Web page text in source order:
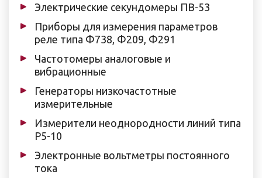
Электрические секундомеры ПВ-53
Приборы для измерения параметров
реле типа Ф738, Ф209, Ф291
Частотомеры аналоговые и
вибрационные
Генераторы низкочастотные
измерительные
Измерители неоднородности линий типа
Р5-10
Электронные вольтметры постоянного
тока